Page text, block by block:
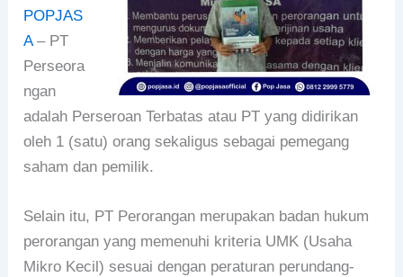
POPJAS
A– PT
Perseora
ngan
adalah Perseroan Terbatas atau PT yang didirikan
oleh 1 (satu) orang sekaligus sebagai pemegang
saham dan pemilik.
Selain itu, PT Perorangan merupakan badan hukum
perorangan yang memenuhi kriteria UMK (Usaha
Mikro Kecil) sesuai dengan peraturan perundang-